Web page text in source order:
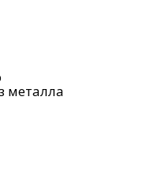
металла